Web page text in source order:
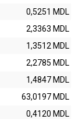
0,5251 MDL
2,3363 MDL
1,3512 MDL
2,2785 MDL
1,4847 MDL
63,0197 MDL
0,4120 MDL